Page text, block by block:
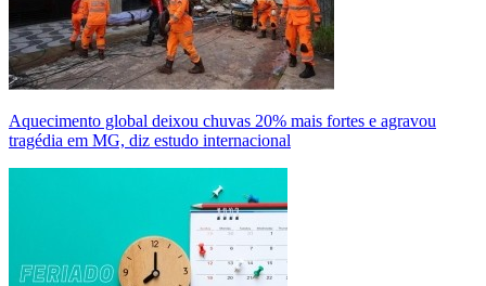
Aquecimento global deixou chuvas 20% mais fortes e agravou
tragédia em MG, diz estudo internacional